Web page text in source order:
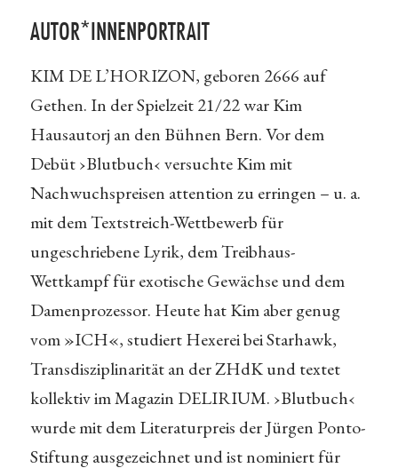
AUTOR*INNENPORTRAIT
KIM DE L’HORIZON, geboren 2666 auf
Gethen. In der Spielzeit 21/22 war Kim
Hausautorj an den Bühnen Bern. Vor dem
Debüt ›Blutbuch‹ versuchte Kim mit
Nachwuchspreisen attention zu erringen – u. a.
mit dem Textstreich-Wettbewerb für
ungeschriebene Lyrik, dem Treibhaus-
Wettkampf für exotische Gewächse und dem
Damenprozessor. Heute hat Kim aber genug
vom »ICH«, studiert Hexerei bei Starhawk,
Transdisziplinarität an der ZHdK und textet
kollektiv im Magazin DELIRIUM. ›Blutbuch‹
wurde mit dem Literaturpreis der Jürgen Ponto-
Stiftung ausgezeichnet und ist nominiert für